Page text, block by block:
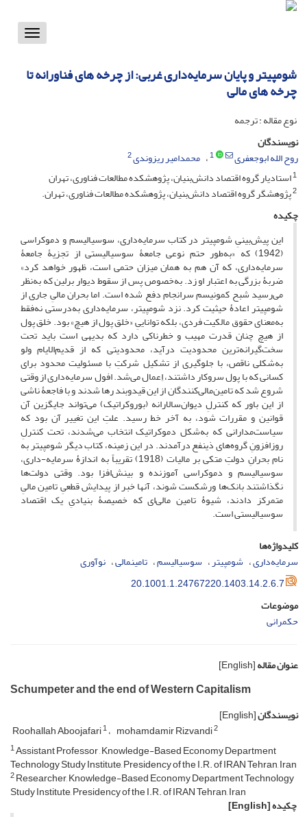
Toggle
شومپیتر و پایان سرمایه‌داری غربی: از چرخه های فناورانه تا
چرخه های مالی
نوع مقاله : ترجمه
نویسندگان
روح الله ابوجعفری
1 محمدامیر ریزوندی2
1استادیار گروه اقتصاد دانش‌بنیان، پژوهشکده مطالعات فناوری، تهران
2پژوهشگر گروه اقتصاد دانش‌بنیان، پژوهشکده مطالعات فناوری، تهران.
چکیده
این پیش‌بینیِ شومپیتر در کتاب سرمایه‌داری، سوسیالیسم و دموکراسی
(1942) که «به‌طور حتم نوعی جامعۀ سوسیالیستی از تجزیۀ جامعۀ
سرمایه‌داری، که آن هم به همان میزان حتمی است، ظهور خواهد کرد»
ضربۀ بزرگی به اعتبار او زد. به‌خصوص پس از سقوط دیوار برلین که به‌نظر
می‌رسید شبح کمونیسم سرانجام دفع شده است. اما بحران مالیِ جاری از
شومپیتر اعادۀ حیثیت کرد. نزد شومپیتر، سرمایه‌داری به‌درستی نه‌فقط
به‌معنای حقوق مالکیت فردی، بلکه تواناییِ «خلق پول از هیچ» بود. خلق پول
از هیچ چنان قدرت مهیب و خطرناکی دارد که بدیهی است باید تحت
سخت‌گیرانه‌ترین محدودیت درآید، محدودیتی که از قدیم‌الایام ولو
به‌شکلی ناقص، با جلوگیری از تشکیل شرکتِ با مسئولیت محدود برای
کسانی که با پول سروکار داشتند، اِعمال می‌شد. افول سرمایه‌داری از وقتی
شروع شد که تامین‌مالی‌کنندگان از این قیدوبند رها شدند و با فاجعۀ ناشی
از این باور که کنترلِ دیوان‌سالارانه (بوروکراتیک) می‌تواند جایگزین آن
قوانین و مقررات شود، به آخر خط رسید. علتِ این تغییر آن بود که
سیاست‌مدارانی که به‌شکل دموکراتیک انتخاب می‌شدند، تحت کنترلِ
روزافزونِ گروه‌های ذینفع درآمدند. در این زمینه، کتاب دیگر شومپیتر به
نام بحرانِ دولتِ متکی بر مالیات (1918) تقریباً به اندازۀ سرمایه-داری،
سوسیالیسم و دموکراسی آموزنده و بینش‌افزا بود. وقتی دولت‌ها
نگذاشتند بانک‌ها ورشکست شوند، آنها خبر از پیدایش قطعیِ تامین مالیِ
متمرکز دادند، شیوۀ تامین مالی‌ای که خصیصۀ بنیادیِ یک اقتصاد
سوسیالیستی است.
کلیدواژه‌ها
سرمایه‌داری شومپیتر سوسیالیسم تامینمالی نوآوری
20.1001.1.24767220.1403.14.2.6.7
موضوعات
حکمرانی
عنوان مقاله[English]
Schumpeter and the end of Western Capitalism
نویسندگان[English]
Roohallah Aboojafari1 mohamdamir Rizvandi2
1Assistant Professor , Knowledge-Based Economy Department
Technology Study Institute, Presidency of the I.R. of IRAN Tehran, Iran
2Researcher, Knowledge-Based Economy Department Technology
Study Institute, Presidency of the I.R. of IRAN Tehran, Iran
چکیده[English]